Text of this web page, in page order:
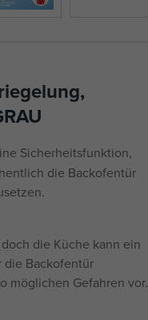
Sicherheitsfunktion,
die Backofentür
die Küche kann ein
die Backofentür
möglichen Gefahren vor.